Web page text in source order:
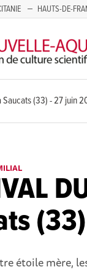
HAUTS-DE-
Saucats (33) - 27 juin
étoile mère,